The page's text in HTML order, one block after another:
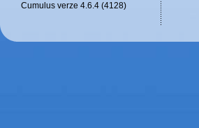
Cumulus verze 4.6.4 (4128)